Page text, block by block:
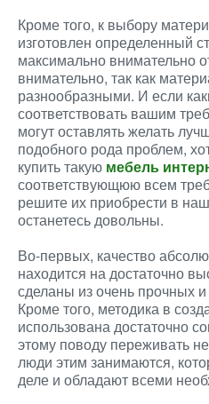
Кроме того, к выбору
изготовлен определенный
максимально внимательно
внимательно, так как
разнообразными. И если
соответствовать вашим
могут оставлять желать
подобного рода проблем,
купить такую мебель
соответствующюю всем
решите их приобрести в
останетесь довольны.
Во-первых, качество
находится на достаточно
сделаны из очень прочных
Кроме того, методика в
использована достаточно
этому поводу переживать
люди этим занимаются,
деле и обладают всеми